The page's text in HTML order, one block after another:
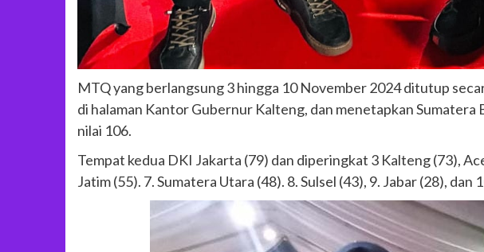
MTQ yang berlangsung 3 hingga 10 November 2024 ditutup
di halaman Kantor Gubernur Kalteng, dan menetapkan Sumatera
nilai 106.
Tempat kedua DKI Jakarta (79) dan diperingkat 3 Kalteng (73),
Jatim (55). 7. Sumatera Utara (48). 8. Sulsel (43), 9. Jabar (28), dan